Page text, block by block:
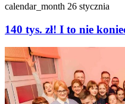
calendar_month 26 stycznia
140 tys. zł! I to nie